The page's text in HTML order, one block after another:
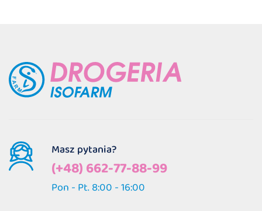
Masz pytania?
(+48) 662-77-88-99
Pon - Pt. 8:00 - 16:00